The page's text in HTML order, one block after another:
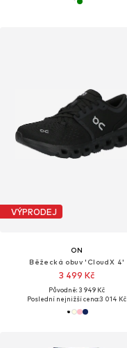
VÝPRODEJ
ON
Běžecká obuv 'CloudX 4'
3 499 Kč
Původně: 3 949 Kč
Poslední nejnižší cena:3 014 Kč